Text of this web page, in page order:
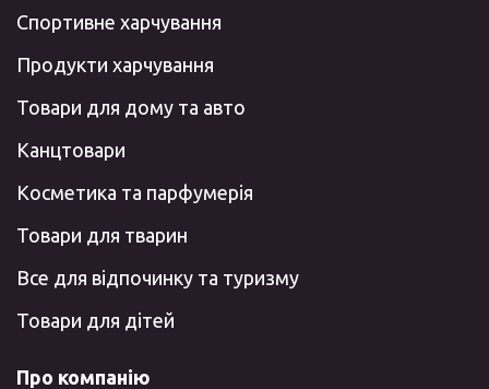
Спортивне харчування
Продукти харчування
Товари для дому та авто
Канцтовари
Косметика та парфумерія
Товари для тварин
Все для відпочинку та туризму
Товари для дітей
Про компанію